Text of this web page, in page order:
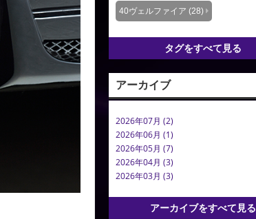
40ヴェルファイア (28)
タグをすべて見る
アーカイブ
2026年07月 (2)
2026年06月 (1)
2026年05月 (7)
2026年04月 (3)
2026年03月 (3)
アーカイブをすべて見る